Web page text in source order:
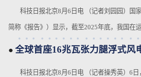
科技日报北京8月6日电 （记者刘园园）国
简称《报告》）显示，截至2025年底，我国在
● 全球首座16兆瓦张力腿浮式风
科技日报北京8月6日电 （记者操秀英）6日